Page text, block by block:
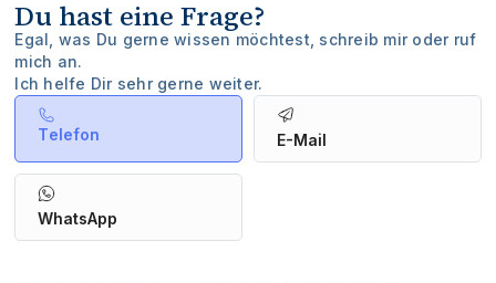
Du hast eine Frage?
Egal, was Du gerne wissen möchtest, schreib mir oder ruf
mich an.
Ich helfe Dir sehr gerne weiter.
Telefon E-Mail
WhatsApp